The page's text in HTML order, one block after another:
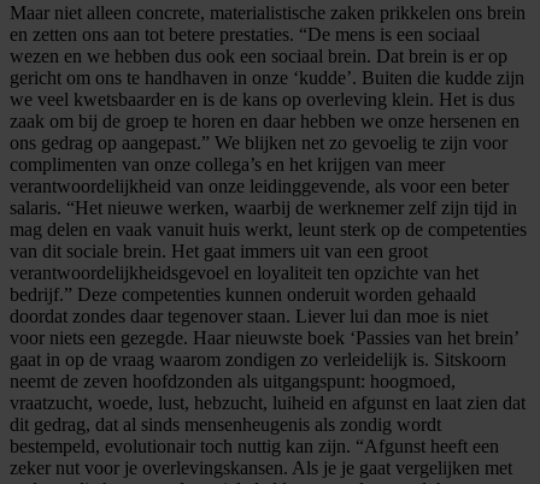
Maar niet alleen concrete, materialistische zaken prikkelen ons brein
en zetten ons aan tot betere prestaties. “De mens is een sociaal
wezen en we hebben dus ook een sociaal brein. Dat brein is er op
gericht om ons te handhaven in onze ‘kudde’. Buiten die kudde zijn
we veel kwetsbaarder en is de kans op overleving klein. Het is dus
zaak om bij de groep te horen en daar hebben we onze hersenen en
ons gedrag op aangepast.” We blijken net zo gevoelig te zijn voor
complimenten van onze collega’s en het krijgen van meer
verantwoordelijkheid van onze leidinggevende, als voor een beter
salaris. “Het nieuwe werken, waarbij de werknemer zelf zijn tijd in
mag delen en vaak vanuit huis werkt, leunt sterk op de competenties
van dit sociale brein. Het gaat immers uit van een groot
verantwoordelijkheidsgevoel en loyaliteit ten opzichte van het
bedrijf.” Deze competenties kunnen onderuit worden gehaald
doordat zondes daar tegenover staan. Liever lui dan moe is niet
voor niets een gezegde. Haar nieuwste boek ‘Passies van het brein’
gaat in op de vraag waarom zondigen zo verleidelijk is. Sitskoorn
neemt de zeven hoofdzonden als uitgangspunt: hoogmoed,
vraatzucht, woede, lust, hebzucht, luiheid en afgunst en laat zien dat
dit gedrag, dat al sinds mensenheugenis als zondig wordt
bestempeld, evolutionair toch nuttig kan zijn. “Afgunst heeft een
zeker nut voor je overlevingskansen. Als je je gaat vergelijken met